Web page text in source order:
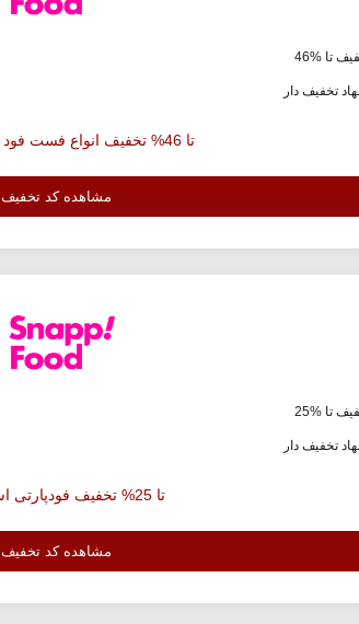
تا %46
تخفیف دار
تا 46% تخفیف انواع فست فود در اسنپ فود
مشاهده کد تخفیف
تا %25
تخفیف دار
تا 25% تخفیف فودپارتی اسنپ فود
مشاهده کد تخفیف